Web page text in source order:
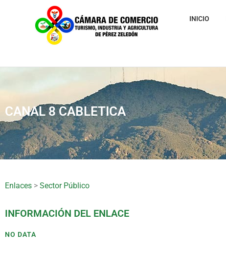
INICIO
CANAL 8 CABLETICA
Enlaces > Sector Público
INFORMACIÓN DEL ENLACE
NO DATA